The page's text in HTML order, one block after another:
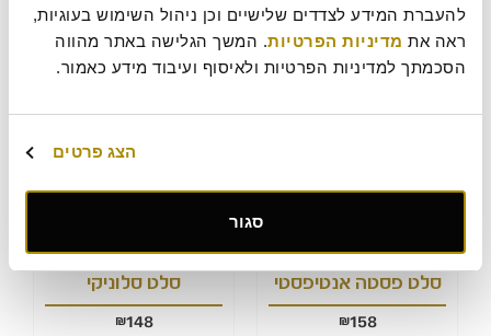
ראה את מדיניות הפרטיות
הסכמתך למדיניות הפרטיות ולאיסוף ועיבוד מידע כאמור.
הצג פרטים
סגור
הוסף לסל חלבי
הוסף לסל
סלט פסטה אנטיפסטי
158
₪
סלט סלוניקי
148
₪